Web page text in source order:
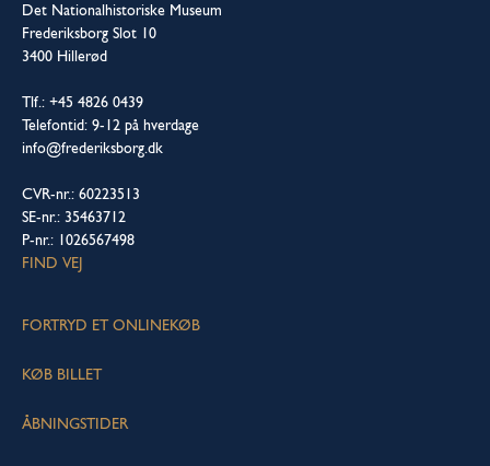
Det Nationalhistoriske Museum
Frederiksborg Slot 10
3400 Hillerød
Tlf.: +45 4826 0439
Telefontid: 9-12 på hverdage
info@frederiksborg.dk
CVR-nr.: 60223513
SE-nr.: 35463712
P-nr.: 1026567498
FIND VEJ
FORTRYD ET ONLINEKØB
KØB BILLET
ÅBNINGSTIDER